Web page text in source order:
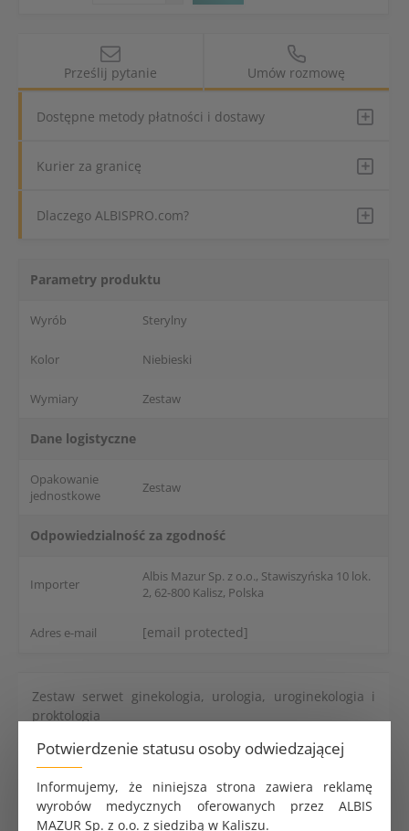
Potwierdzenie statusu osoby odwiedzającej
Informujemy, że niniejsza strona zawiera reklamę
wyrobów medycznych oferowanych przez ALBIS
MAZUR Sp. z o.o. z siedzibą w Kaliszu.
Prześlij pytanie Umów rozmowę
Dostępne metody płatności i dostawy
Kurier za granicę
Dlaczego ALBISPRO.com?
Parametry produktu
Wyrób Sterylny
Kolor Niebieski
Wymiary Zestaw
Dane logistyczne
Opakowanie
jednostkowe
Zestaw
Odpowiedzialność za zgodność
Importer
Albis Mazur Sp. z o.o., Stawiszyńska 10 lok.
2, 62-800 Kalisz, Polska
Adres e-mail [email protected]
Zestaw serwet ginekologia, urologia, uroginekologia i
proktologia
Nie zawiera lateksu
Produkt sterylny
Pełny zestaw proceduralny